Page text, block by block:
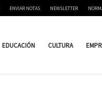
ENVIAR NOTAS NEWSLETTER
EDUCACIÓN CULTURA